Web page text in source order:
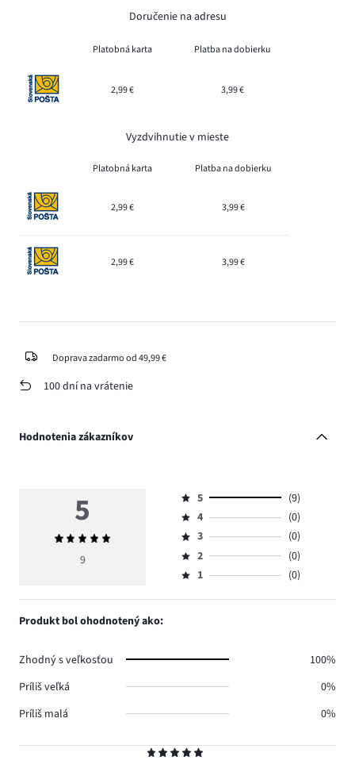
Doručenie na adresu
Platobná karta Platba na dobierku
2,99 € 3,99 €
Vyzdvihnutie v mieste
Platobná karta Platba na dobierku
2,99 € 3,99 €
2,99 € 3,99 €
Doprava zadarmo od 49,99 €
100 dní na vrátenie
Hodnotenia zákazníkov
5
Priemerné
hodnotenie
9
Hodnotenie
5,
počet
hlasov
9.
5
(9)
Hodnotenie
4,
počet
hlasov
4
(0)
Hodnotenie
3,
počet
3
(0)
Hodnotenie
2,
2
(0)
Hodnotenie
1,
1 (0)
Produkt bol ohodnotený ako:
Zhodný s veľkosťou
100%
Príliš veľká
0%
Príliš malá
0%